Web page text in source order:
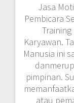
Jasa
Pembicara
Karyawan.
Manusia ini
pimpinan.
atau